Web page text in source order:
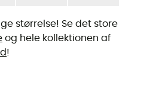
størrelse! Se det store
og hele kollektionen af
!